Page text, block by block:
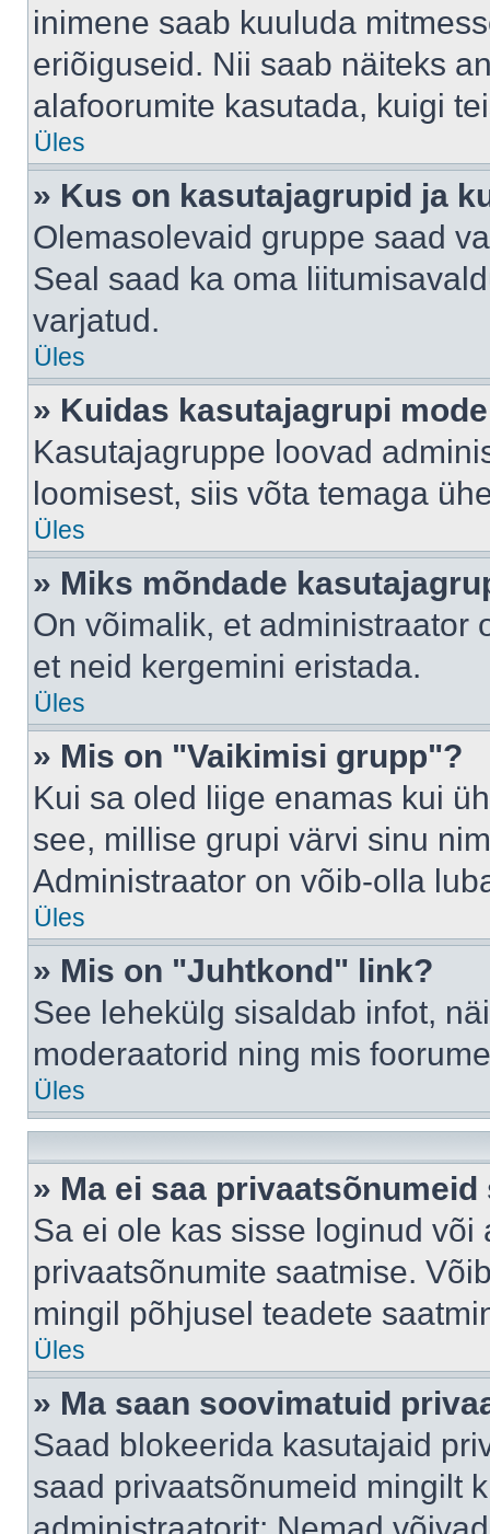
inimene saab kuuluda
eriõiguseid. Nii saab näiteks
alafoorumite kasutada, kuigi
Üles
» Kus on kasutajagrupid ja
Olemasolevaid gruppe saad
Seal saad ka oma
varjatud.
Üles
» Kuidas kasutajagrupi
Kasutajagruppe loovad
loomisest, siis võta temaga
Üles
» Miks mõndade
On võimalik, et administraator
et neid kergemini eristada.
Üles
» Mis on "Vaikimisi grupp"?
Kui sa oled liige enamas kui
see, millise grupi värvi sinu
Administraator on võib-olla
Üles
» Mis on "Juhtkond" link?
See lehekülg sisaldab infot,
moderaatorid ning mis
Üles
» Ma ei saa privaatsõnumeid
Sa ei ole kas sisse loginud
privaatsõnumite saatmise.
mingil põhjusel teadete
Üles
» Ma saan soovimatuid
Saad blokeerida kasutajaid
saad privaatsõnumeid mingilt